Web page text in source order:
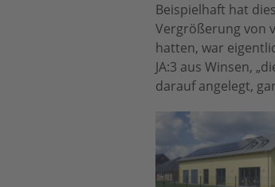
Beispielhaft hat
Vergrößerung von
hatten, war
JA:3 aus Winsen,
darauf angelegt,